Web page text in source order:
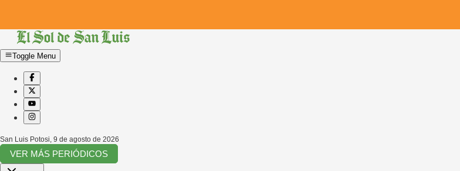
Toggle Menu
San Luis Potosi 9 de agosto de 2026
VER MÁS PERIÓDICOS